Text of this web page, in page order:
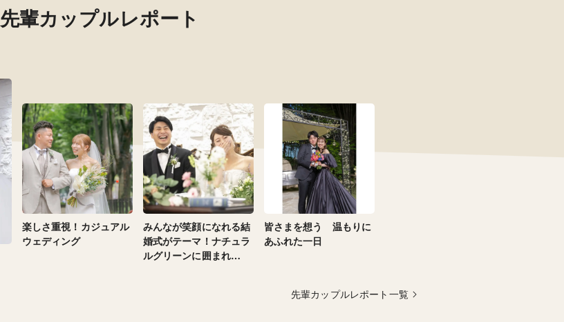
先輩カップルレポート
楽しさ重視！カジュアル
ウェディング
みんなが笑顔になれる結
婚式がテーマ！ナチュラ
ルグリーンに囲まれ
皆さまを想う 温もりに
あふれた一日
先輩カップルレポート一覧